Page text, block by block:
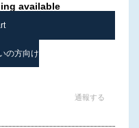
available
の方向け
通報する